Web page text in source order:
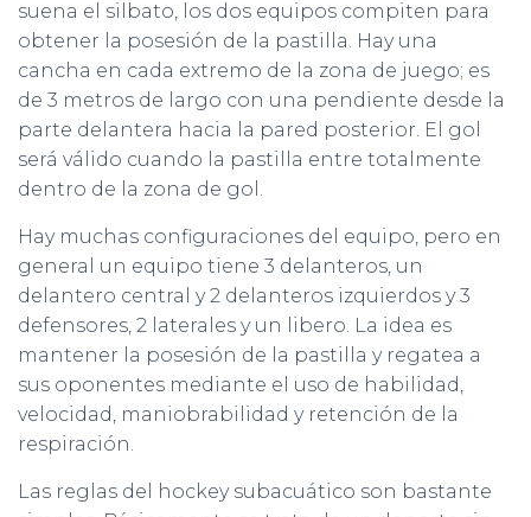
suena el silbato, los dos equipos compiten para
obtener la posesión de la pastilla. Hay una
cancha en cada extremo de la zona de juego; es
de 3 metros de largo con una pendiente desde la
parte delantera hacia la pared posterior. El gol
será válido cuando la pastilla entre totalmente
dentro de la zona de gol.
Hay muchas configuraciones del equipo, pero en
general un equipo tiene 3 delanteros, un
delantero central y 2 delanteros izquierdos y 3
defensores, 2 laterales y un libero. La idea es
mantener la posesión de la pastilla y regatea a
sus oponentes mediante el uso de habilidad,
velocidad, maniobrabilidad y retención de la
respiración.
Las reglas del hockey subacuático son bastante